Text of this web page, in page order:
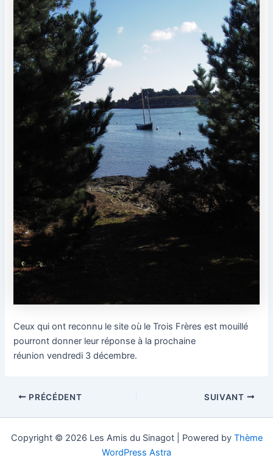
Ceux qui ont reconnu le site où le Trois Frères est mouillé
pourront donner leur réponse à la prochaine
réunion vendredi 3 décembre.
NavigationPRÉCÉDENT SUIVANT
Copyright © 2026 Les Amis du Sinagot | Powered by Thème
WordPress Astra